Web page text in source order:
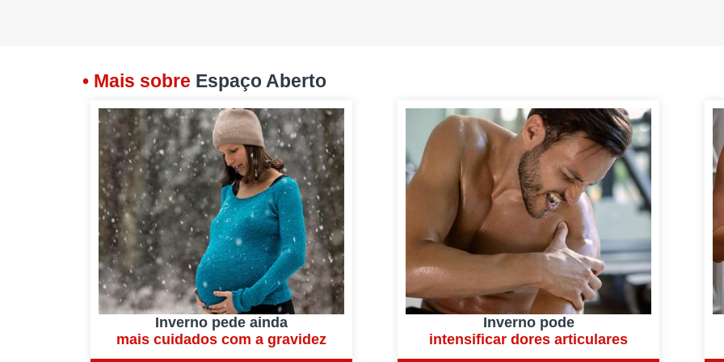
• Mais sobre Espaço Aberto
Inverno pede ainda
mais cuidados com a gravidez
Inverno pode
intensificar dores articulares